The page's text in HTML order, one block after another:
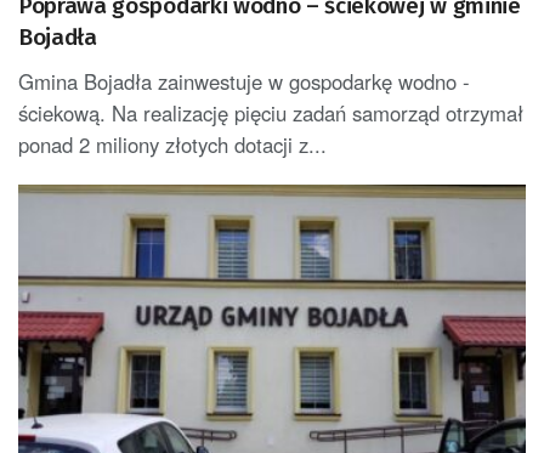
Poprawa gospodarki wodno – ściekowej w gminie
Bojadła
Gmina Bojadła zainwestuje w gospodarkę wodno -
ściekową. Na realizację pięciu zadań samorząd otrzymał
ponad 2 miliony złotych dotacji z...